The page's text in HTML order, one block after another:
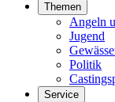
Themen
Angeln
Jugend
Politik
Service